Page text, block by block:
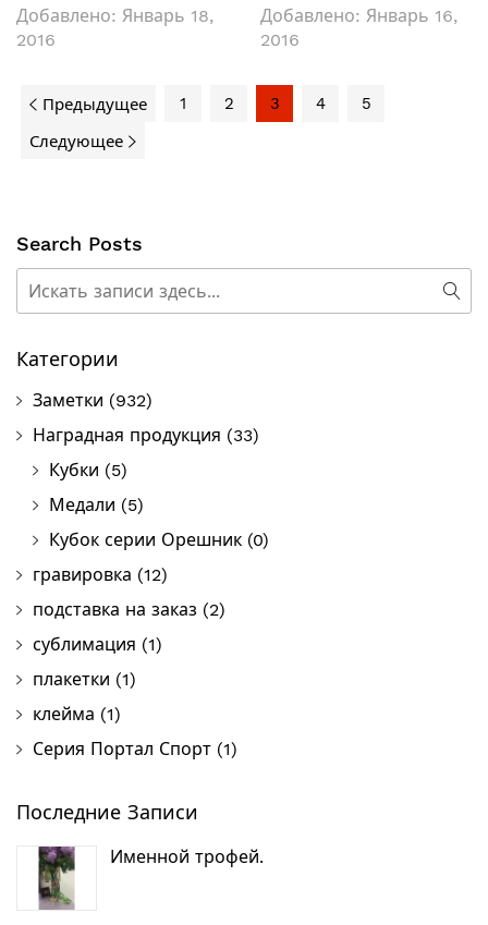
Добавлено: Январь 18,
2016
Добавлено: Январь 16,
2016
Предыдущее 1 2 3 4
5
Следующее
Search Posts
Категории
Заметки (932)
Наградная продукция (33)
Кубки (5)
Медали (5)
Кубок серии Орешник (0)
гравировка (12)
подставка на заказ (2)
сублимация (1)
плакетки (1)
клейма (1)
Серия Портал Спорт (1)
Последние Записи
Именной трофей.